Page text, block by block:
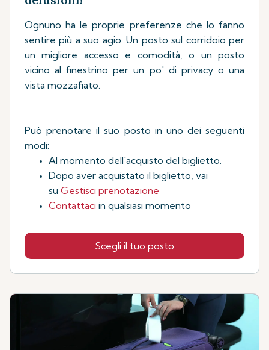
Ognuno ha le proprie preferenze che lo fanno
sentire più a suo agio. Un posto sul corridoio per
un migliore accesso e comodità, o un posto
vicino al finestrino per un po' di privacy o una
vista mozzafiato.
Può prenotare il suo posto in uno dei seguenti
modi:
Al momento dell'acquisto del biglietto.
Dopo aver acquistato il biglietto, vai
su Gestisci prenotazione
Contattaci in qualsiasi momento
Scegli il tuo posto